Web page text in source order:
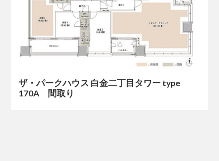
ザ・パークハウス 白金二丁目タワー type
170A 間取り